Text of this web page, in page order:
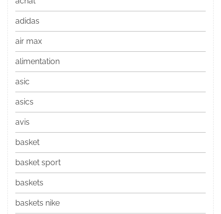
adidas
air max
alimentation
asic
asics
avis
basket
basket sport
baskets
baskets nike